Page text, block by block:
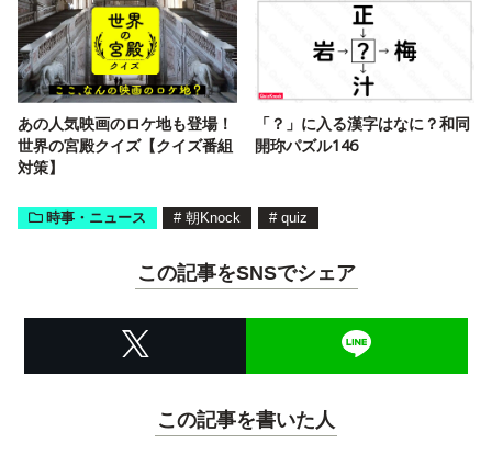
あの人気映画のロケ地も登場！
世界の宮殿クイズ【クイズ番組
対策】
「？」に入る漢字はなに？和同
開珎パズル146
時事・ニュース # 朝Knock # quiz
この記事をSNSでシェア
この記事を書いた人